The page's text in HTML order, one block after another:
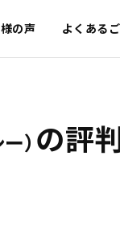
の声 よくある
） の評